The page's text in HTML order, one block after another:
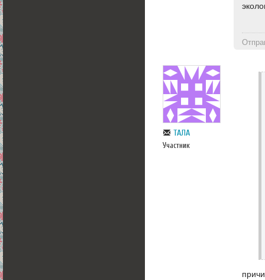
ТАЛА
Участник